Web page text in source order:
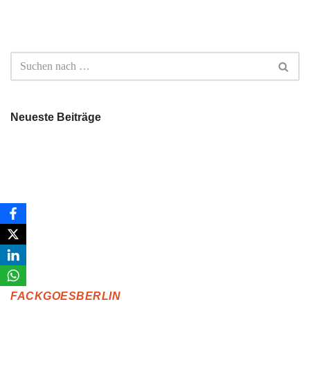
Neueste Beiträge
FACKGOESBERLIN